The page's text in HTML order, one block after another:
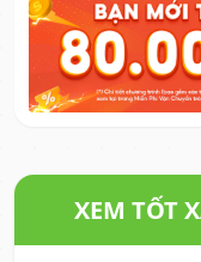
XEM TỐT